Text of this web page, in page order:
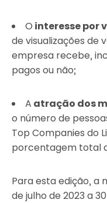
O interesse por
de visualizações de
empresa recebe,
pagos ou não;
A atração dos
o número de
Top Companies do
porcentagem total
Para esta edição, a
de julho de 2023 a